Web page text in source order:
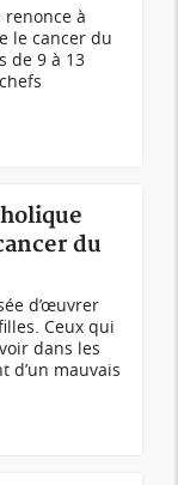
renonce à
le cancer du
de 9 à 13
du
d’œuvrer
Ceux qui
dans les
d’un mauvais